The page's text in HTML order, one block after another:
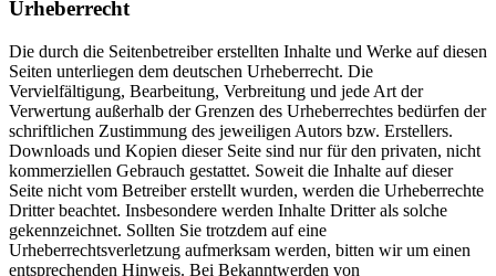
Urheberrecht
Die durch die Seitenbetreiber erstellten Inhalte und Werke auf diesen
Seiten unterliegen dem deutschen Urheberrecht. Die
Vervielfältigung, Bearbeitung, Verbreitung und jede Art der
Verwertung außerhalb der Grenzen des Urheberrechtes bedürfen der
schriftlichen Zustimmung des jeweiligen Autors bzw. Erstellers.
Downloads und Kopien dieser Seite sind nur für den privaten, nicht
kommerziellen Gebrauch gestattet. Soweit die Inhalte auf dieser
Seite nicht vom Betreiber erstellt wurden, werden die Urheberrechte
Dritter beachtet. Insbesondere werden Inhalte Dritter als solche
gekennzeichnet. Sollten Sie trotzdem auf eine
Urheberrechtsverletzung aufmerksam werden, bitten wir um einen
entsprechenden Hinweis. Bei Bekanntwerden von